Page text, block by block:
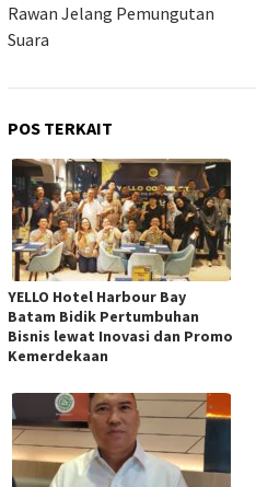
Rawan Jelang Pemungutan
Suara
POS TERKAIT
YELLO Hotel Harbour Bay
Batam Bidik Pertumbuhan
Bisnis lewat Inovasi dan Promo
Kemerdekaan